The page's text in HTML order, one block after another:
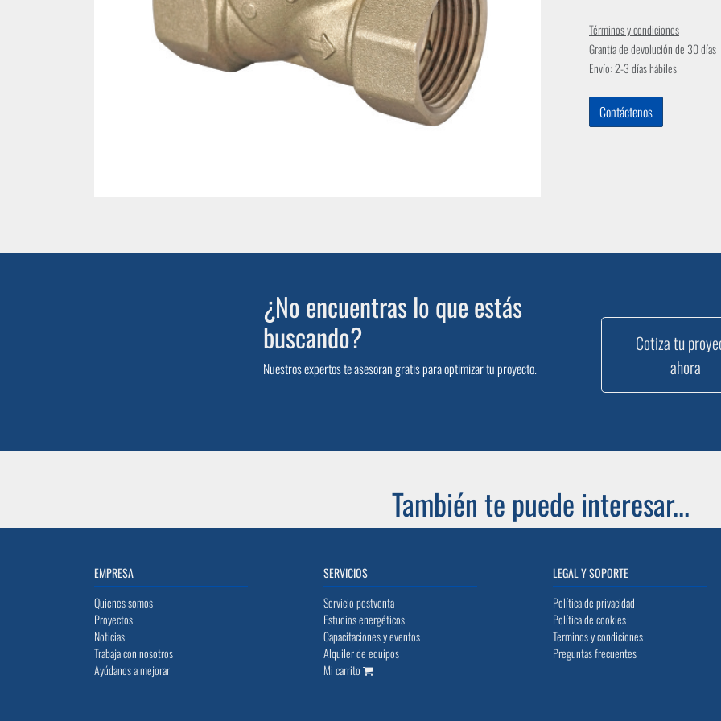
Términos y condiciones
Grantía de devolución de 30 días
Envío: 2-3 días hábiles
Contáctenos
¿No encuentras lo que estás
buscando?
Nuestros expertos te asesoran gratis para optimizar tu proyecto.
Cotiza tu
ahora
También te puede interesar...
EMPRESA
Quienes somos
Proyectos
Noticias
Trabaja con nosotros
Ayúdanos a mejorar
SERVICIOS
Servicio postventa
Estudios energéticos
Capacitaciones y eventos
Alquiler de equipos
Mi carrito
LEGAL Y SOPORTE
Política de privacidad
Política de cookies
Terminos y condiciones
Preguntas frecuentes